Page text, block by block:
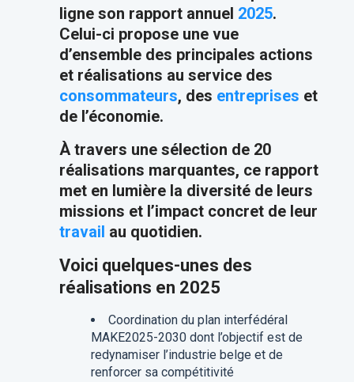
ligne son rapport annuel 2025.
Celui-ci propose une vue
d’ensemble des principales actions
et réalisations au service des
consommateurs, des entreprises et
de l’économie.
À travers une sélection de 20
réalisations marquantes, ce rapport
met en lumière la diversité de leurs
missions et l’impact concret de leur
travail au quotidien.
Voici quelques-unes des
réalisations en 2025
Coordination du plan interfédéral
MAKE2025-2030 dont l’objectif est de
redynamiser l’industrie belge et de
renforcer sa compétitivité